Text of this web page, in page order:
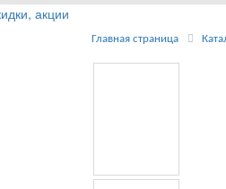
акции
Главная страница